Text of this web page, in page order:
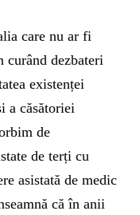
care nu ar fi
curând dezbateri
existenței
a căsătoriei
de
de terți cu
asistată de medic
că în anii